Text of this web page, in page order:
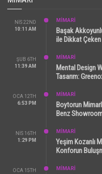
NIS 22ND
10:11 AM
MİMARİ
Başak
ile Dikkat Çeken
ŞUB 6TH
11:39 AM
MİMARİ
Mental Design
Tasarım:
OCA 12TH
6:53 PM
MİMARİ
Boytorun
Benz
NIS 16TH
1:29 PM
MİMARİ
Yeşim Kozanlı
Konforun
OCA 15TH
MİMARİ